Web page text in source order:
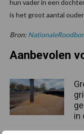
hun vader in een
is het groot aantal
Bron:
Aanbevolen
in